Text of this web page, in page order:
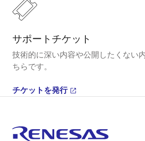
サポートチケット
技術的に深い内容や公開したくない
ちらです。
チケットを発行